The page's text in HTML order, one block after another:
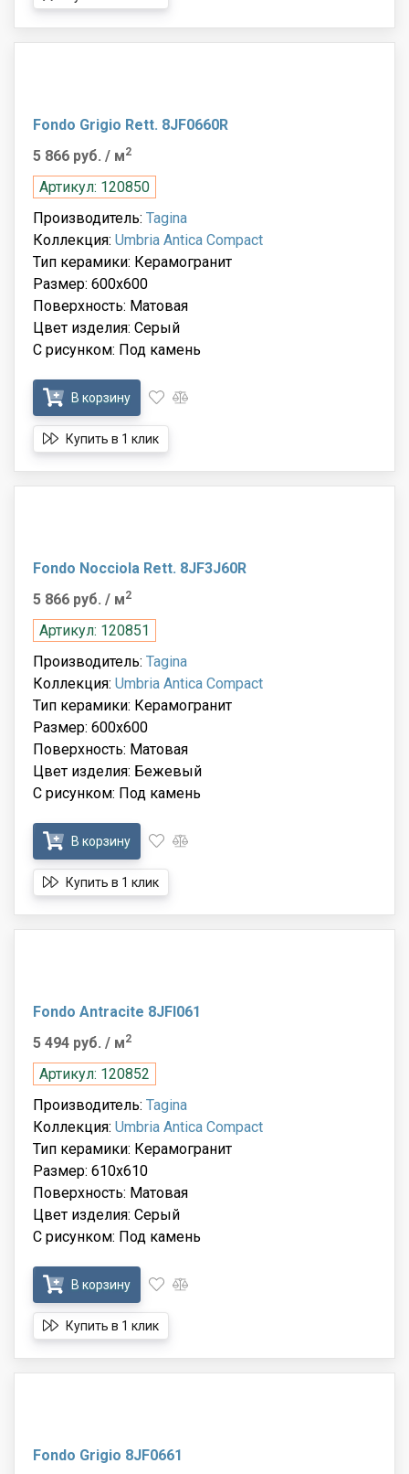
Fondo Grigio Rett. 8JF0660R
5 866 руб. / м2
Артикул: 120850
Производитель: Tagina
Коллекция: Umbria Antica Compact
Тип керамики: Керамогранит
Размер: 600x600
Поверхность: Матовая
Цвет изделия: Серый
С рисунком: Под камень
В корзину
Купить в 1 клик
Fondo Nocciola Rett. 8JF3J60R
5 866 руб. / м2
Артикул: 120851
Производитель: Tagina
Коллекция: Umbria Antica Compact
Тип керамики: Керамогранит
Размер: 600x600
Поверхность: Матовая
Цвет изделия: Бежевый
С рисунком: Под камень
В корзину
Купить в 1 клик
Fondo Antracite 8JFI061
5 494 руб. / м2
Артикул: 120852
Производитель: Tagina
Коллекция: Umbria Antica Compact
Тип керамики: Керамогранит
Размер: 610x610
Поверхность: Матовая
Цвет изделия: Серый
С рисунком: Под камень
В корзину
Купить в 1 клик
Fondo Grigio 8JF0661